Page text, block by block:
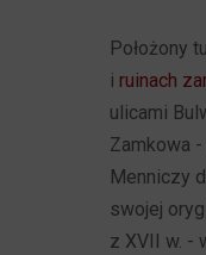
Położony
i ruinach
ulicami
Zamkowa
Menniczy
swojej
z XVII w. -